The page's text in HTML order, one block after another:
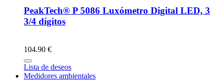
PeakTech® P 5086 Luxómetro Digital LED, 3
3/4 dígitos
104.90 €
Lista de deseos
Medidores ambientales